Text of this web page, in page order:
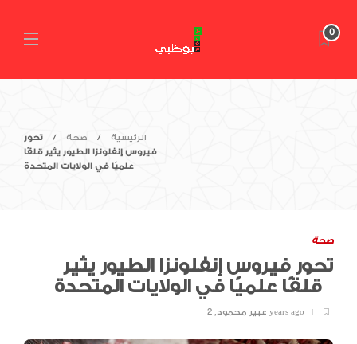
0
الرئيسية صحة
تحور
فيروس إنفلونزا الطيور يثير قلقًا
علميًا في الولايات المتحدة
صحة
تحور فيروس إنفلونزا الطيور يثير
قلقًا علميًا في الولايات المتحدة
عبير محمود, 2 years ago